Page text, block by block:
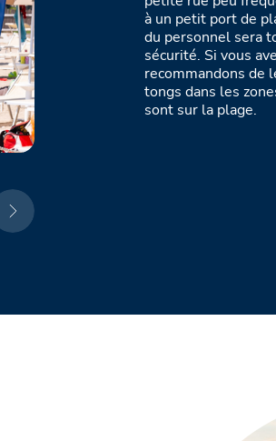
à un petit port de
du personnel sera
sécurité. Si vous
recommandons de
tongs dans les
sont sur la plage.